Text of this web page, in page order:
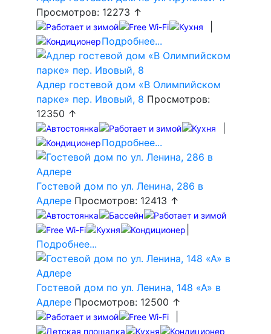
Просмотров: 12273 ↑
Подробнее...
Адлер гостевой дом «В Олимпийском
парке» пер. Ивовый, 8 Просмотров:
12350 ↑
Подробнее...
Гостевой дом по ул. Ленина, 286 в
Адлере Просмотров: 12413 ↑
Подробнее...
Гостевой дом по ул. Ленина, 148 «А» в
Адлере Просмотров: 12500 ↑